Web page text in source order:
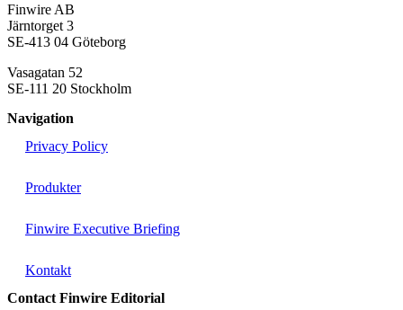
Finwire AB
Järntorget 3
SE-413 04 Göteborg
Vasagatan 52
SE-111 20 Stockholm
Navigation
Privacy Policy
Produkter
Finwire Executive Briefing
Kontakt
Contact Finwire Editorial